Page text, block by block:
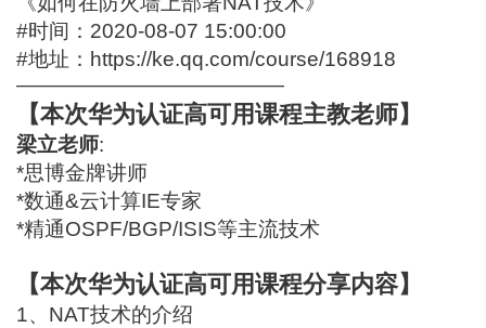
#时间：2020-08-07 15:00:00
#地址： https://ke.qq.com/course/168918
—————————————
【本次华为认证高可用课程主教老师】
梁立老师:
*思博金牌讲师
*数通&云计算IE专家
*精通OSPF/BGP/ISIS等主流技术
【本次华为认证高可用课程分享内容】
1、NAT技术的介绍